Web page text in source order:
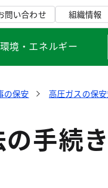
問い合わせ 組織情報
境・エネルギー
の保安 高圧ガスの保
手続